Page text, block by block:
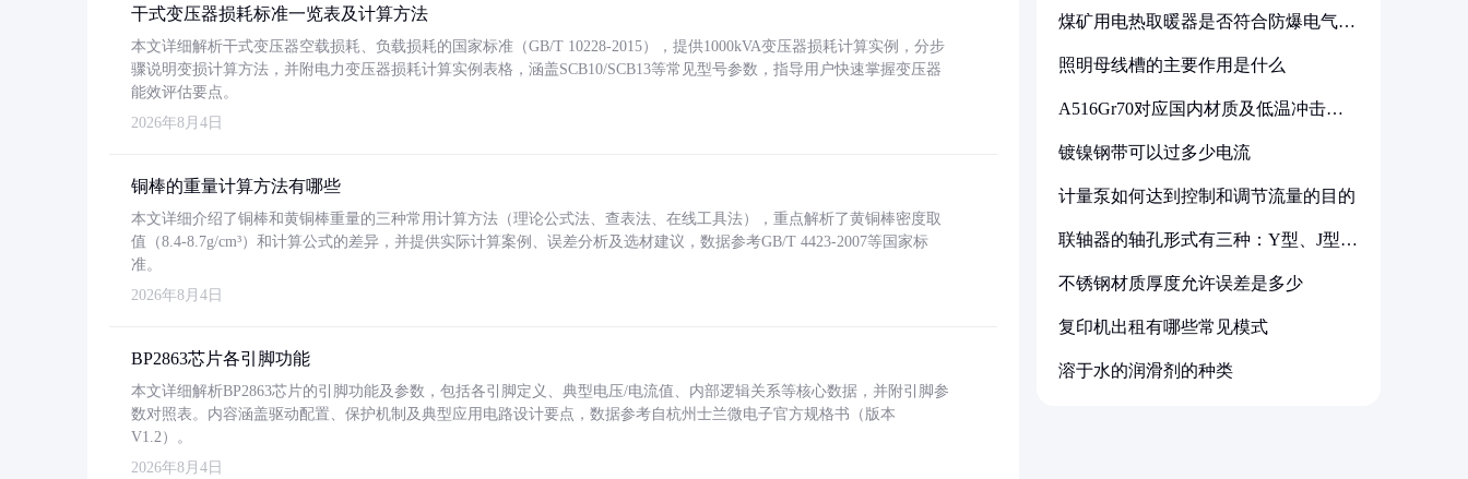
干式变压器损耗标准一览表及计算方法
本文详细解析干式变压器空载损耗、负载损耗的国家标准（GB/T 10228-2015），提供1000kVA变压器损耗计算实例，分步
骤说明变损计算方法，并附电力变压器损耗计算实例表格，涵盖SCB10/SCB13等常见型号参数，指导用户快速掌握变压器
能效评估要点。
2026年8月4日
铜棒的重量计算方法有哪些
本文详细介绍了铜棒和黄铜棒重量的三种常用计算方法（理论公式法、查表法、在线工具法），重点解析了黄铜棒密度取
值（8.4-8.7g/cm³）和计算公式的差异，并提供实际计算案例、误差分析及选材建议，数据参考GB/T 4423-2007等国家标
准。
2026年8月4日
BP2863芯片各引脚功能
本文详细解析BP2863芯片的引脚功能及参数，包括各引脚定义、典型电压/电流值、内部逻辑关系等核心数据，并附引脚参
数对照表。内容涵盖驱动配置、保护机制及典型应用电路设计要点，数据参考自杭州士兰微电子官方规格书（版本
V1.2）。
2026年8月4日
煤矿用电热取暖器是否符合防爆电气设
照明母线槽的主要作用是什么
A516Gr70对应国内材质及低温冲击要
镀镍钢带可以过多少电流
计量泵如何达到控制和调节流量的目的
联轴器的轴孔形式有三种：Y型、J型、
不锈钢材质厚度允许误差是多少
复印机出租有哪些常见模式
溶于水的润滑剂的种类